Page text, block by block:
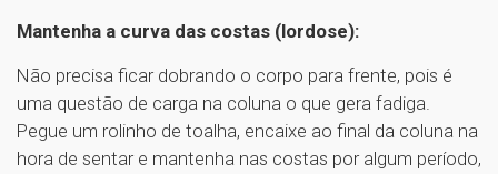
Mantenha a curva das costas (lordose):
Não precisa ficar dobrando o corpo para frente, pois é
uma questão de carga na coluna o que gera fadiga.
Pegue um rolinho de toalha, encaixe ao final da coluna na
hora de sentar e mantenha nas costas por algum período,